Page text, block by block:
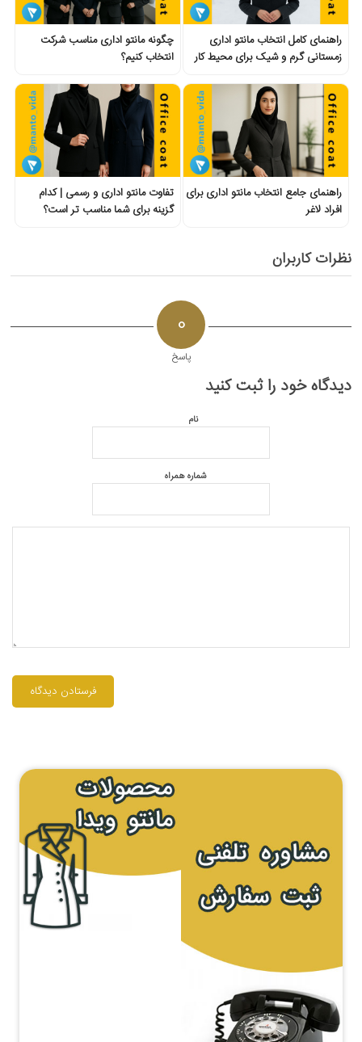
راهنمای کامل انتخاب مانتو اداری
زمستانی گرم و شیک برای محیط کار
چگونه مانتو اداری مناسب شرکت
انتخاب کنیم؟
راهنمای جامع انتخاب مانتو اداری برای
افراد لاغر
تفاوت مانتو اداری و رسمی | کدام
گزینه برای شما مناسب تر است؟
نظرات کاربران
0
پاسخ
دیدگاه خود را ثبت کنید
نام
شماره همراه